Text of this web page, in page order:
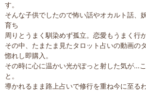
す。
そんな子供でしたので怖い話やオカルト話、
育ち
周りとうまく馴染めず孤立。恋愛もうまく行
その中、たまたま見たタロット占いの動画の
惚れし即購入。
その時に心に温かい光がぽっと射した気が…
と。
導かれるまま路上占いで修行を重ね今に至るわ